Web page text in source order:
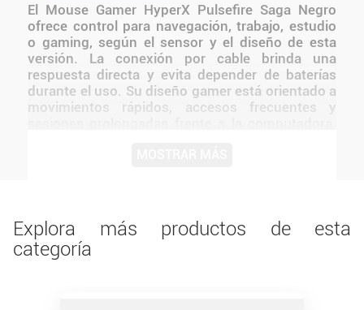
El Mouse Gamer HyperX Pulsefire Saga Negro
ofrece control para navegación, trabajo, estudio
o gaming, según el sensor y el diseño de esta
versión. La conexión por cable brinda una
respuesta directa y evita depender de baterías
durante el uso. Su diseño gamer está orientado a
movimientos rápidos, accesos frecuentes y
diseño de HyperX mantiene una presentación
coherente con la línea y facilita integrarlo a
distintos tipos de setups.
Explora más productos de esta
categoría